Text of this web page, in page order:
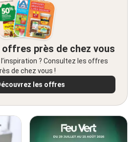
offres près de chez vous
? Consultez les offres
de chez vous !
les offres